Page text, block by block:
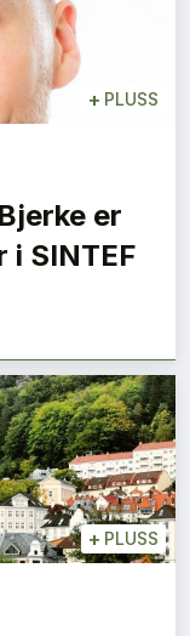
+ PLUSS
er
SINTEF
+ PLUSS